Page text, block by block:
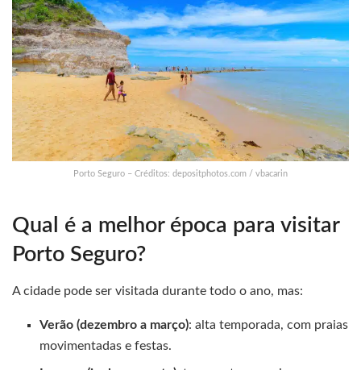
Porto Seguro – Créditos: depositphotos.com / vbacarin
Qual é a melhor época para visitar
Porto Seguro?
A cidade pode ser visitada durante todo o ano, mas:
Verão (dezembro a março): alta temporada, com praias
movimentadas e festas.